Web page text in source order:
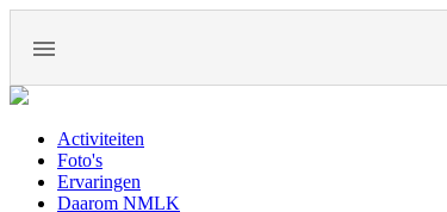
Activiteiten
Foto's
Ervaringen
Daarom NMLK